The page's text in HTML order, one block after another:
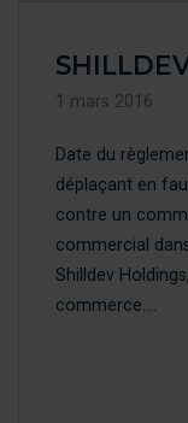
1 mars 2016
Date du
déplaçant en
contre un
commercial
Shilldev
commerce....